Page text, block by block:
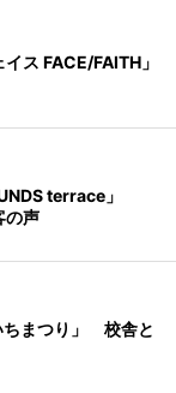
ス FACE/FAITH」
terrace」
の声
ちまつり」 校舎と